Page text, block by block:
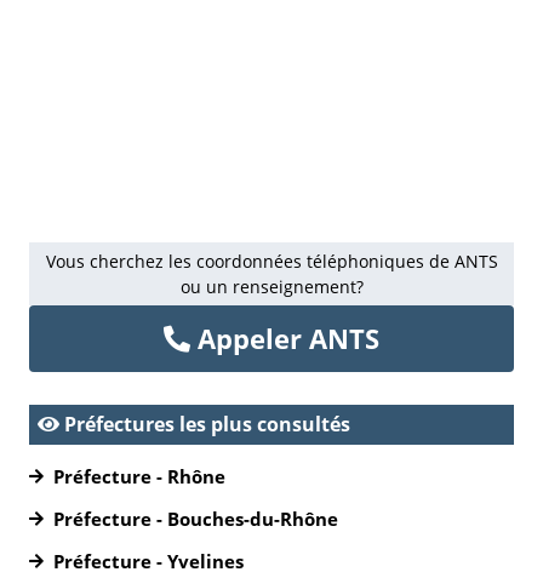
Vous cherchez les coordonnées téléphoniques de ANTS
ou un renseignement?
Appeler ANTS
Préfectures les plus consultés
Préfecture - Rhône
Préfecture - Bouches-du-Rhône
Préfecture - Yvelines